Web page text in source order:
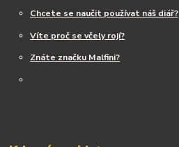
Chcete se naučit používat náš diář?
Víte proč se včely rojí?
Znáte značku Malfini?